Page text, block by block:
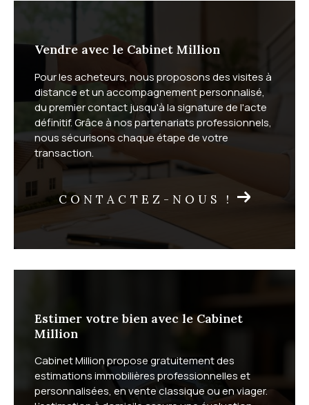
Le Cabinet Million réalise gratuitement votre
on immobilière, en vente classique comme en viager.
L'estimation à domicile vous garantit une évaluation
précise sous 72 heures. L'estimation en ligne, plus
rapide, vous donne une première idée de la valeur de
votre bien.
Vendre avec le Cabinet Million
Pour les acheteurs, nous proposons des visites à
distance et un accompagnement personnalisé,
du premier contact jusqu'à la signature de l'acte
définitif. Grâce à nos partenariats professionnels,
nous sécurisons chaque étape de votre
transaction.
CONTACTEZ-NOUS !
Estimer votre bien avec le Cabinet
Million
Cabinet Million propose gratuitement des
estimations immobilières professionnelles et
personnalisées, en vente classique ou en viager.